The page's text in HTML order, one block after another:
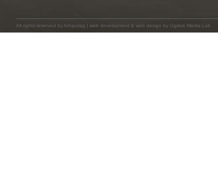
All rights reserved by Arhipelag | web development & web design by Ogitive Media Lab